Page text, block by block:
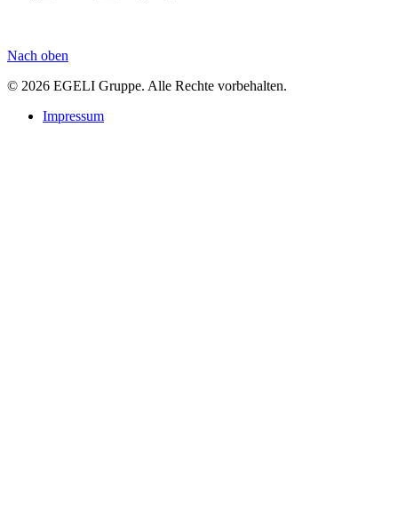
Nach oben
© 2026 EGELI Gruppe. Alle Rechte vorbehalten.
Impressum